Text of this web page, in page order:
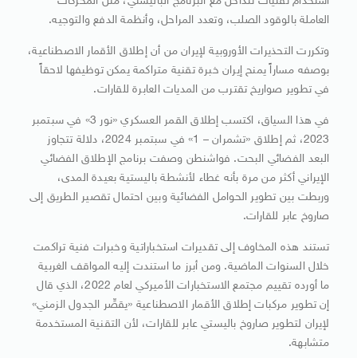
العاملة بالوقود الصلب، وتعدد المراحل، وأنظمة الدفع والتوجيه.
وتكررت التحذيرات الأوروبية لإيران من أن إطلاق الأقمار الاصطناعية،
بوصفه مساراً يمنح إيران خبرة تقنية متراكمة يمكن توظيفها لاحقاً
في تطوير صواريخ تقترب من المديات العابرة للقارات.
في هذا السياق، اكتسب إطلاق القمر العسكري «نور 3» في سبتمبر
2023، ثم إطلاق «تشمران – 1» في سبتمبر 2024، دلالة تتجاوز
البعد الفضائي البحت. فواشنطن وصفت برنامج الإطلاق الفضائي
الإيراني أكثر من مرة بأنه غطاء لأنشطة باليستية بعيدة المدى،
وربطت بين تطوير الحوامل الفضائية وبين احتمال تقصير الطريق إلى
صاروخ عابر للقارات.
تستند هذه المخاوف إلى تقديرات استخباراتية وخبرات فنية تراكمت
خلال السنوات الماضية. ومن أبرز ما استندت إليه المواقف الغربية
ما أورده تقييم مجتمع الاستخبارات الأميركي لعام 2022، الذي قال
إن تطوير مركبات إطلاق الأقمار الاصطناعية «يقصِّر الجدول الزمني»
لإيران لتطوير صاروخ باليستي عابر للقارات، لأن التقنية المستخدمة
متشابهة.